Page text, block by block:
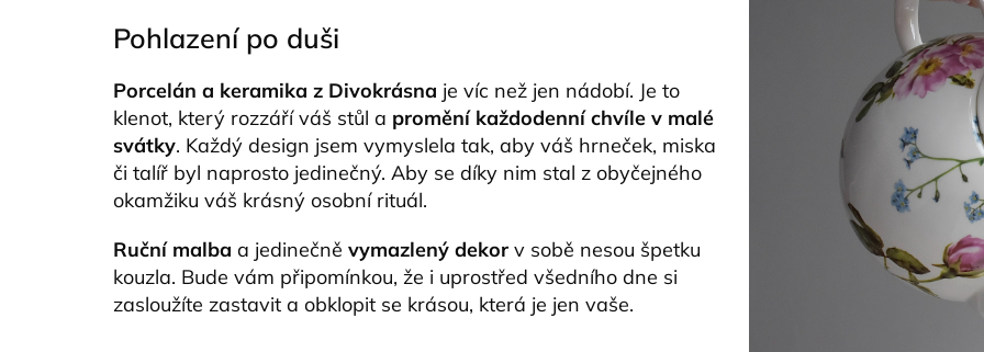
Pohlazení po duši
Porcelán a keramika z Divokrásna je víc než jen nádobí. Je to
klenot, který rozzáří váš stůl a promění každodenní chvíle v malé
svátky. Každý design jsem vymyslela tak, aby váš hrneček, miska
či talíř byl naprosto jedinečný. Aby se díky nim stal z obyčejného
okamžiku váš krásný osobní rituál.
Ruční malba a jedinečně vymazlený dekor v sobě nesou špetku
kouzla. Bude vám připomínkou, že i uprostřed všedního dne si
zasloužíte zastavit a obklopit se krásou, která je jen vaše.